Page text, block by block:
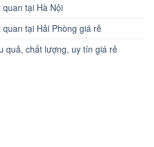
tại Hà Nội
tại Hải Phòng giá rẻ
quả, chất lượng, uy tín giá rẻ